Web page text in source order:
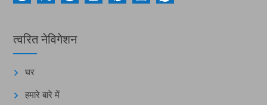
त्वरित नेविगेशन
घर
हमारे बारे में